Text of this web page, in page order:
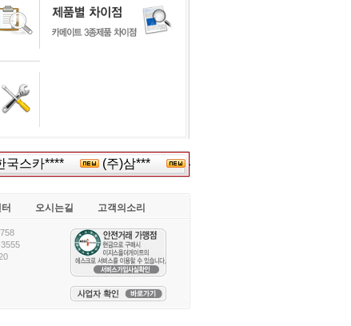
스카**** (주)삼*** 선경공**
오시는길 고객의소리